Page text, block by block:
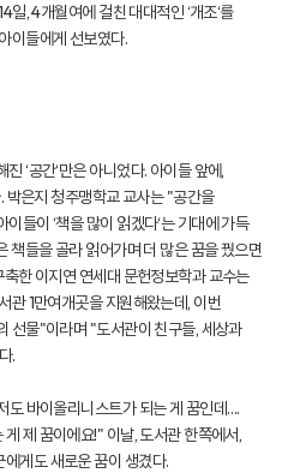
일, 4개월여에 걸친 대대적인 ‘개조‘를
이들에게 선보였다.
‘공간‘만은 아니었다. 아이들 앞에,
박은지 청주맹학교 교사는 "공간을
들이 ‘책을 많이 읽겠다‘는 기대에 가득
책들을 골라 읽어가며 더 많은 꿈을 꿨으면
한 이지연 연세대 문헌정보학과 교수는
1만여개곳을 지원해왔는데, 이번
선물"이라며 "도서관이 친구들, 세상과
.
도 바이올리니스트가 되는 게 꿈인데….
제 꿈이에요!" 이날, 도서관 한쪽에서,
게도 새로운 꿈이 생겼다.